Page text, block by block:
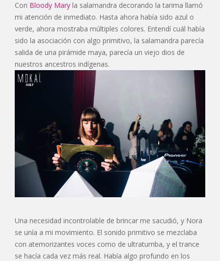
Con Bloody Mary la salamandra decorando la tarima llamó
mi atención de inmediato. Hasta ahora había sido azul o
verde, ahora mostraba múltiples colores. Entendí cuál había
sido la asociación con algo primitivo, la salamandra parecía
salida de una pirámide maya, parecía un viejo dios de
nuestros ancestros indígenas.
Una necesidad incontrolable de brincar me sacudió, y Nora
se unía a mi movimiento. El sonido primitivo se mezclaba
con atemorizantes voces como de ultratumba, y el trance
se hacía cada vez más real. Había algo profundo en los